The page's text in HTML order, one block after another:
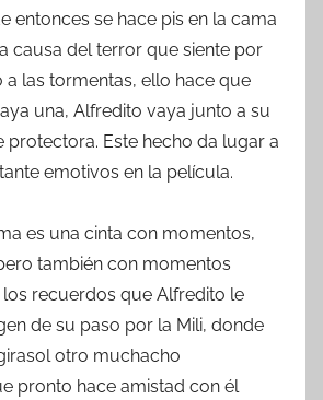
entonces se hace pis en la cama
causa del terror que siente por
a las tormentas, ello hace que
una, Alfredito vaya junto a su
protectora. Este hecho da lugar a
emotivos en la película.
es una cinta con momentos,
también con momentos
recuerdos que Alfredito le
de su paso por la Mili, donde
otro muchacho
pronto hace amistad con él